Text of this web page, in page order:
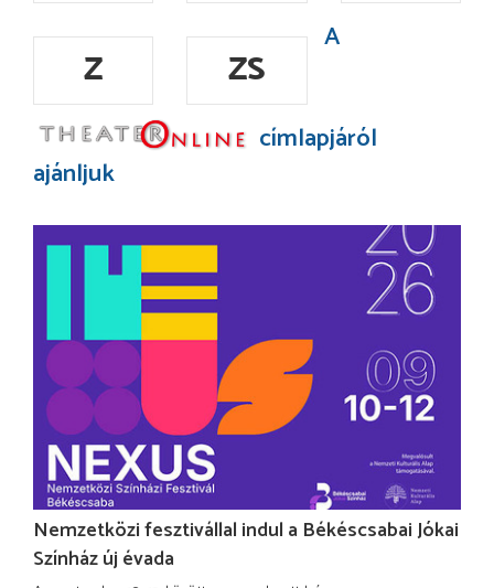
Z
ZS
A
címlapjáról
ajánljuk
Nemzetközi fesztivállal indul a Békéscsabai Jókai
Színház új évada